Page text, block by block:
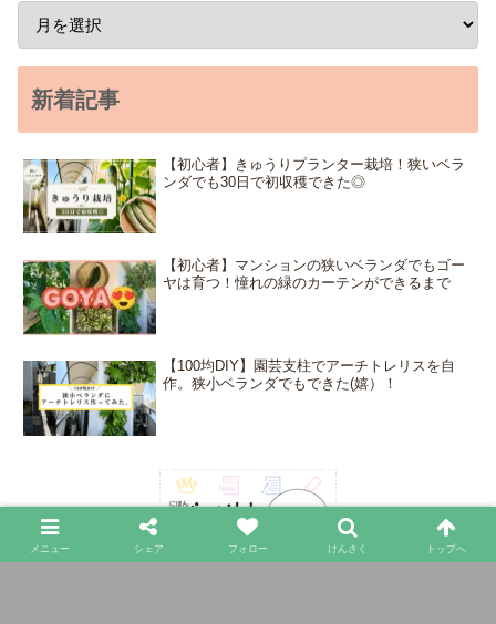
新着記事
【初心者】きゅうりプランター栽培！狭いベラ
ンダでも30日で初収穫できた◎
【初心者】マンションの狭いベランダでもゴー
ヤは育つ！憧れの緑のカーテンができるまで
【100均DIY】園芸支柱でアーチトレリスを自
作。狭小ベランダでもできた(嬉）！
メニュー シェア フォロー けんさく トップへ